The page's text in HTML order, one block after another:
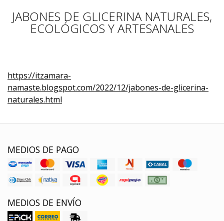
JABONES DE GLICERINA NATURALES,
ECOLÓGICOS Y ARTESANALES
https://itzamara-
namaste.blogspot.com/2022/12/jabones-de-glicerina-
naturales.html
MEDIOS DE PAGO
MEDIOS DE ENVÍO